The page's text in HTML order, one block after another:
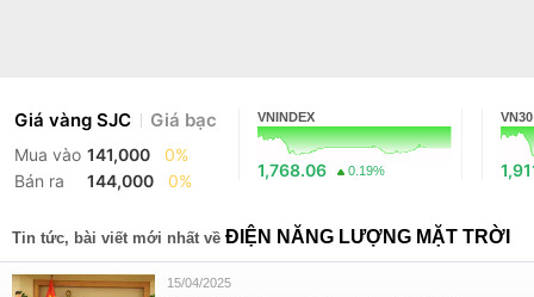
Giá vàng SJC Giá bạc
Mua vào 141,000
0%
Bán ra
144,000 0%
VNINDEX
1,768.06 0.19%
VN30
Tin tức, bài viết mới nhất về ĐIỆN NĂNG LƯỢNG MẶT TRỜI
15/04/2025